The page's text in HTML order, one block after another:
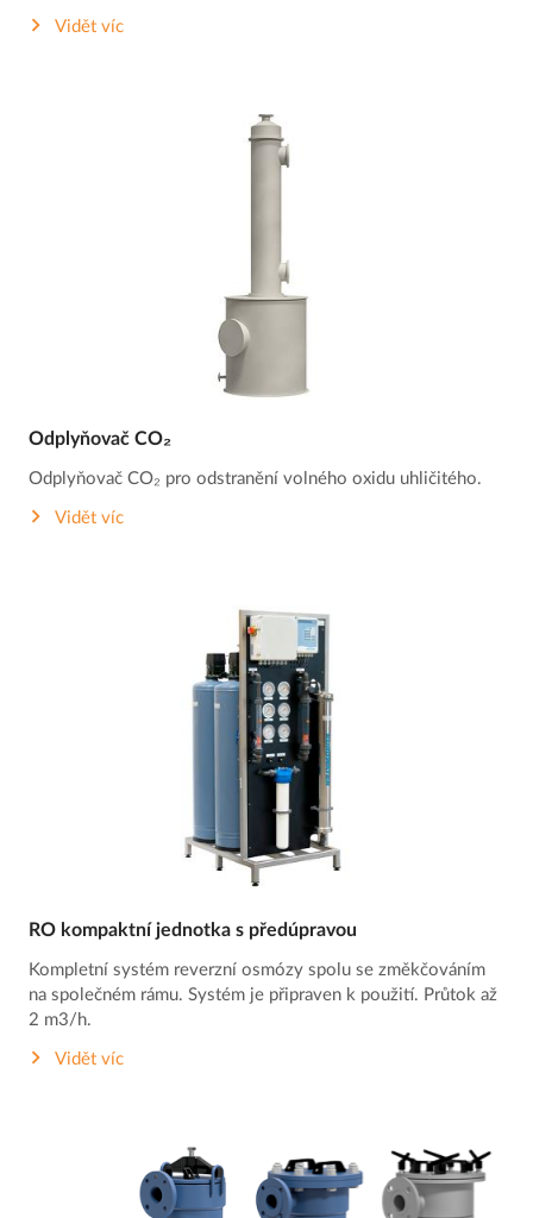
Vidět víc
Odplyňovač CO₂
Odplyňovač CO₂ pro odstranění volného oxidu uhličitého.
Vidět víc
RO kompaktní jednotka s předúpravou
Kompletní systém reverzní osmózy spolu se změkčováním
na společném rámu. Systém je připraven k použití. Průtok až
2 m3/h.
Vidět víc